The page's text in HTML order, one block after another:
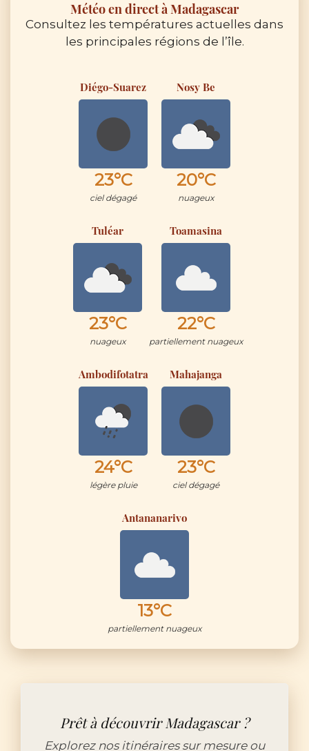
Météo en direct à Madagascar
Consultez les températures actuelles dans
les principales régions de l’île.
Diégo-Suarez
23°C
ciel dégagé
Nosy Be
20°C
nuageux
Tuléar
23°C
nuageux
Toamasina
22°C
partiellement nuageux
Ambodifotatra
24°C
légère pluie
Mahajanga
23°C
ciel dégagé
Antananarivo
13°C
partiellement nuageux
Prêt à découvrir Madagascar ?
Explorez nos itinéraires sur mesure ou